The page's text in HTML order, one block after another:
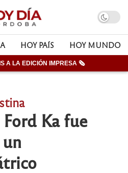
HOY PAÍS HOY MUNDO
A LA EDICIÓN IMPRESA 🗞
Ka fue